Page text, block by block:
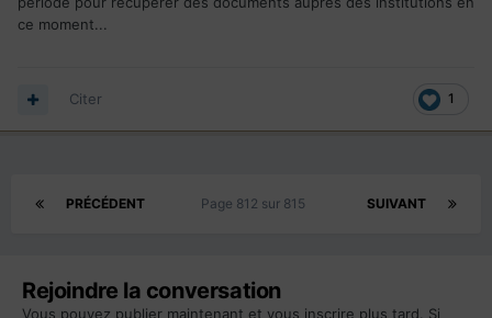
ce moment...
1
Citer
PRÉCÉDENT SUIVANT
Page 812 sur 815
Rejoindre la conversation
Vous pouvez publier maintenant et vous inscrire plus tard. Si